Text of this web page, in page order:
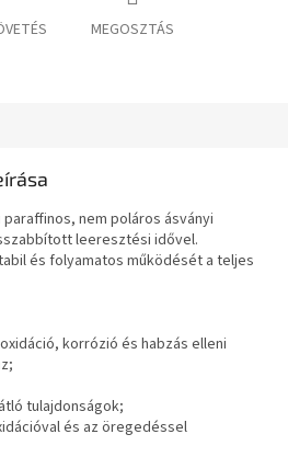
MEGOSZTÁS
nem poláros ásványi
leeresztési idővel.
és folyamatos működését a teljes
korrózió és habzás elleni
tulajdonságok;
és az öregedéssel